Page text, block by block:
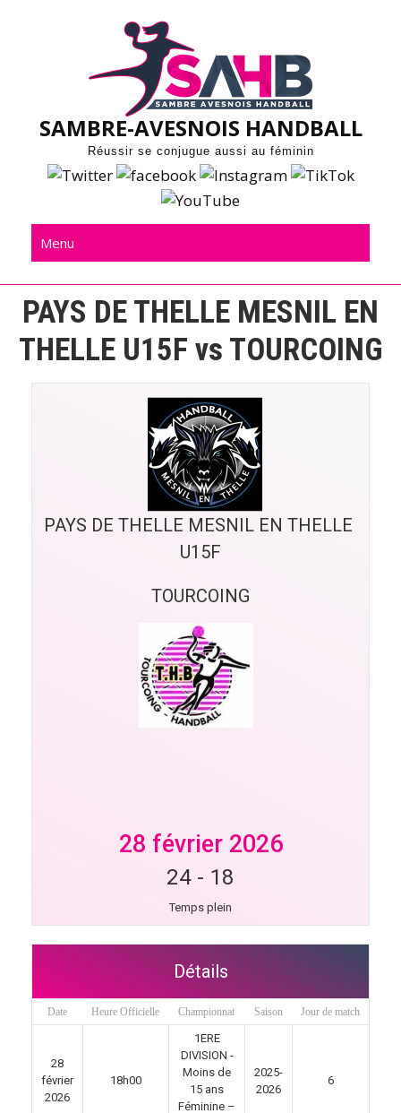
SAMBRE-AVESNOIS HANDBALL
Réussir se conjugue aussi au féminin
Menu
PAYS DE THELLE MESNIL EN
THELLE U15F vs TOURCOING
PAYS DE THELLE MESNIL EN THELLE
U15F
TOURCOING
28 février 2026
24 - 18
Temps plein
Détails
Date Heure Officielle Championnat Saison Jour de match
28
février
2026
18h00
1ERE
DIVISION -
Moins de
15 ans
Féminine –
2025-
2026
6